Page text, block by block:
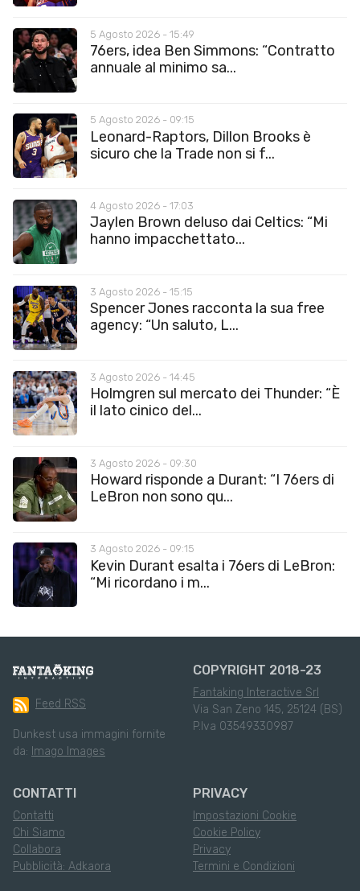
5 Agosto 2026 - 15:49
76ers, idea Ben Simmons: “Contratto
annuale al minimo sa...
5 Agosto 2026 - 09:15
Leonard-Raptors, Dillon Brooks è
sicuro che la Trade non si f...
4 Agosto 2026 - 17:03
Jaylen Brown deluso dai Celtics: “Mi
hanno impacchettato...
3 Agosto 2026 - 15:15
Spencer Jones racconta la sua free
agency: “Un saluto, L...
3 Agosto 2026 - 14:45
Holmgren sul mercato dei Thunder: “È
il lato cinico del...
3 Agosto 2026 - 09:30
Howard risponde a Durant: “I 76ers di
LeBron non sono qu...
3 Agosto 2026 - 09:15
Kevin Durant esalta i 76ers di LeBron:
“Mi ricordano i m...
Feed RSS
Dunkest usa immagini fornite
da: Imago Images
COPYRIGHT 2018-23
Fantaking Interactive Srl
Via San Zeno 145, 25124 (BS)
P.Iva 03549330987
CONTATTI
Contatti
Chi Siamo
Collabora
Pubblicità: Adkaora
PRIVACY
Impostazioni Cookie
Cookie Policy
Privacy
Termini e Condizioni